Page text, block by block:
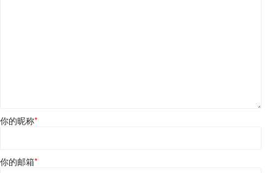
你的昵称*
你的邮箱*